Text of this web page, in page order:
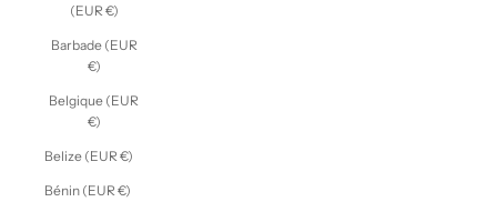
(EUR €)
Barbade (EUR
€)
Belgique (EUR
€)
Belize (EUR €)
Bénin (EUR €)